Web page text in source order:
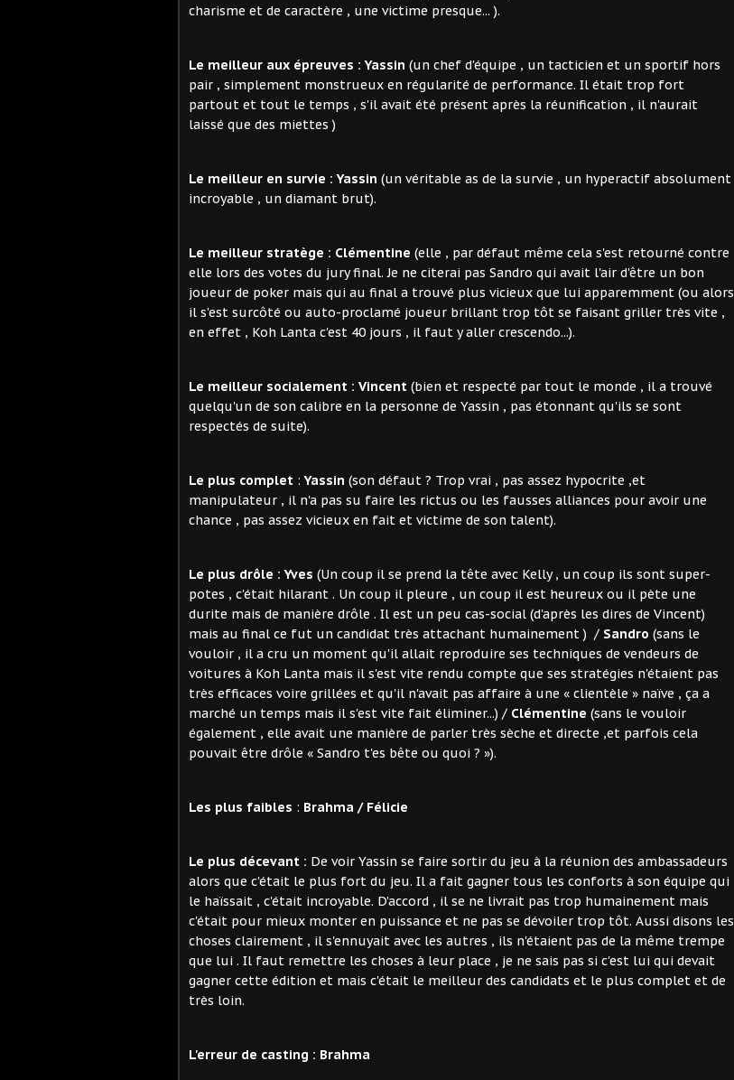
charisme et de caractère , une victime presque... ).
Le meilleur aux épreuves : Yassin (un chef d'équipe , un tacticien et un sportif hors
pair , simplement monstrueux en régularité de performance. Il était trop fort
partout et tout le temps , s'il avait été présent après la réunification , il n'aurait
laissé que des miettes )
Le meilleur en survie : Yassin (un véritable as de la survie , un hyperactif absolument
incroyable , un diamant brut).
Le meilleur stratège : Clémentine (elle , par défaut même cela s'est retourné contre
elle lors des votes du jury final. Je ne citerai pas Sandro qui avait l'air d'être un bon
joueur de poker mais qui au final a trouvé plus vicieux que lui apparemment (ou alors
il s'est surcôté ou auto-proclamé joueur brillant trop tôt se faisant griller très vite ,
en effet , Koh Lanta c'est 40 jours , il faut y aller crescendo...).
Le meilleur socialement : Vincent (bien et respecté par tout le monde , il a trouvé
quelqu'un de son calibre en la personne de Yassin , pas étonnant qu'ils se sont
respectés de suite).
Le plus complet :Yassin (son défaut ? Trop vrai , pas assez hypocrite ,et
manipulateur , il n'a pas su faire les rictus ou les fausses alliances pour avoir une
chance , pas assez vicieux en fait et victime de son talent).
Le plus drôle : Yves (Un coup il se prend la tête avec Kelly , un coup ils sont super-
potes , c'était hilarant . Un coup il pleure , un coup il est heureux ou il pète une
durite mais de manière drôle . Il est un peu cas-social (d'après les dires de Vincent)
mais au final ce fut un candidat très attachant humainement ) / Sandro (sans le
vouloir , il a cru un moment qu'il allait reproduire ses techniques de vendeurs de
voitures à Koh Lanta mais il s'est vite rendu compte que ses stratégies n'étaient pas
très efficaces voire grillées et qu'il n'avait pas affaire à une « clientèle » naïve , ça a
marché un temps mais il s'est vite fait éliminer...) / Clémentine (sans le vouloir
également , elle avait une manière de parler très sèche et directe ,et parfois cela
pouvait être drôle « Sandro t'es bête ou quoi ? »).
Les plus faibles : Brahma / Félicie
Le plus décevant : De voir Yassin se faire sortir du jeu à la réunion des ambassadeurs
alors que c'était le plus fort du jeu. Il a fait gagner tous les conforts à son équipe qui
le haïssait , c'était incroyable. D'accord , il se ne livrait pas trop humainement mais
c'était pour mieux monter en puissance et ne pas se dévoiler trop tôt. Aussi disons les
choses clairement , il s'ennuyait avec les autres , ils n'étaient pas de la même trempe
que lui . Il faut remettre les choses à leur place , je ne sais pas si c'est lui qui devait
gagner cette édition et mais c'était le meilleur des candidats et le plus complet et de
très loin.
L'erreur de casting : Brahma